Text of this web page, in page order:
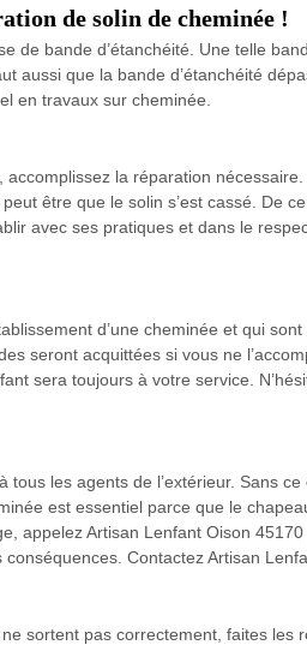
de solin de cheminée !
bande d’étanchéité. Une telle
aussi que la bande d’étanchéité
en travaux sur cheminée.
la réparation
être que le solin s’est cassé. De
avec ses pratiques et dans le
d’une cheminée et qui
seront acquittées si vous ne
sera toujours à votre service.
les agents de l’extérieur. Sans
est essentiel parce que le
appelez Artisan Lenfant Oison
Contactez Artisan
sortent pas correctement, faites